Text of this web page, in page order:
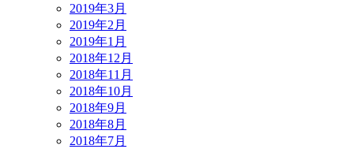
2019年3月
2019年2月
2019年1月
2018年12月
2018年11月
2018年10月
2018年9月
2018年8月
2018年7月